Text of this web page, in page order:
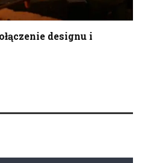
designu i